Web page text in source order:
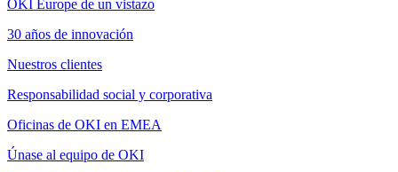
OKI Europe de un vistazo
30 años de innovación
Nuestros clientes
Responsabilidad social y corporativa
Oficinas de OKI en EMEA
Únase al equipo de OKI